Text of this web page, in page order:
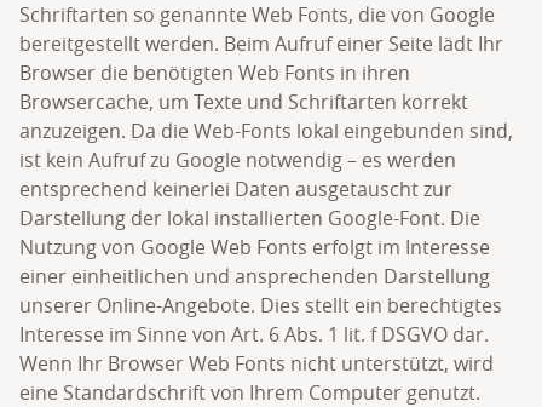
Schriftarten so genannte Web Fonts, die von Google
bereitgestellt werden. Beim Aufruf einer Seite lädt Ihr
Browser die benötigten Web Fonts in ihren
Browsercache, um Texte und Schriftarten korrekt
anzuzeigen. Da die Web-Fonts lokal eingebunden sind,
ist kein Aufruf zu Google notwendig – es werden
entsprechend keinerlei Daten ausgetauscht zur
Darstellung der lokal installierten Google-Font. Die
Nutzung von Google Web Fonts erfolgt im Interesse
einer einheitlichen und ansprechenden Darstellung
unserer Online-Angebote. Dies stellt ein berechtigtes
Interesse im Sinne von Art. 6 Abs. 1 lit. f DSGVO dar.
Wenn Ihr Browser Web Fonts nicht unterstützt, wird
eine Standardschrift von Ihrem Computer genutzt.